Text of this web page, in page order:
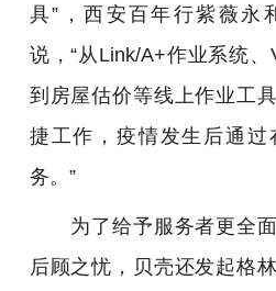
具”，西安百年行紫薇永
说，“从Link/A+作业系统、
到房屋估价等线上作业工
捷工作，疫情发生后通过
务。”
为了给予服务者更全面
后顾之忧，贝壳还发起格